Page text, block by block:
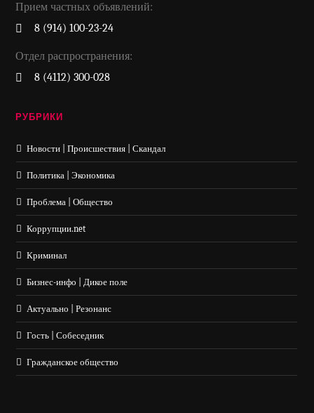
Прием частных объявлений:
8 (914) 100-23-24
Отдел распространения:
8 (4112) 300-028
РУБРИКИ
Новости | Происшествия | Скандал
Политика | Экономика
Проблема | Общество
Коррупции.net
Криминал
Бизнес-инфо | Дикое поле
Актуально | Резонанс
Гость | Собеседник
Гражданское общество